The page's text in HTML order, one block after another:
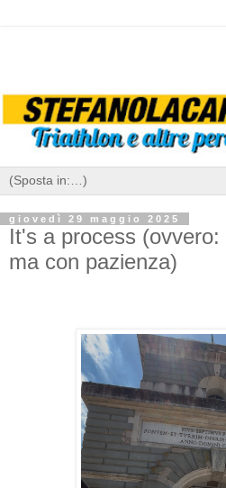
giovedì 29 maggio 2025
It's a process
ma con pazienza)